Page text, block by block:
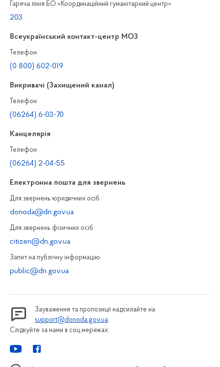
Гаряча лінія БО «Координаційний гуманітарний центр»
203
Всеукраїнський контакт-центр МОЗ
Телефон
(0 800) 602-019
Викривачі (Захищений канал)
Телефон
(06264) 6-03-70
Канцелярiя
Телефон
(06264) 2-04-55
Електронна пошта для звернень
Для звернень юридичних осiб
donoda@dn.gov.ua
Для звернень фізичних осiб
citizen@dn.gov.ua
Запит на публiчну інформацiю
public@dn.gov.ua
Зауваження та пропозиції надсилайте на
support@donoda.gov.ua
Слідкуйте за нами в соц.мережах: